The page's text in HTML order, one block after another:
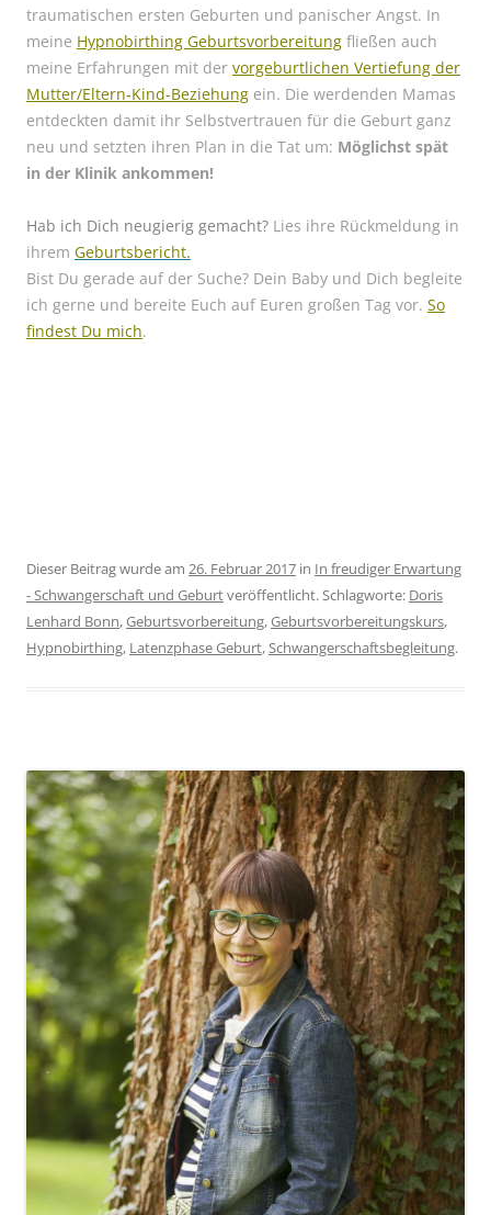
traumatischen ersten Geburten und panischer Angst. In
meine Hypnobirthing Geburtsvorbereitung fließen auch
meine Erfahrungen mit der vorgeburtlichen Vertiefung der
Mutter/Eltern-Kind-Beziehung ein. Die werdenden Mamas
entdeckten damit ihr Selbstvertrauen für die Geburt ganz
neu und setzten ihren Plan in die Tat um: Möglichst spät
in der Klinik ankommen!
Hab ich Dich neugierig gemacht? Lies ihre Rückmeldung in
ihrem Geburtsbericht.
Bist Du gerade auf der Suche? Dein Baby und Dich begleite
ich gerne und bereite Euch auf Euren großen Tag vor. So
findest Du mich.
Dieser Beitrag wurde am 26. Februar 2017 in In freudiger Erwartung
- Schwangerschaft und Geburtveröffentlicht. Schlagworte: Doris
Lenhard Bonn,Geburtsvorbereitung,Geburtsvorbereitungskurs,
Hypnobirthing, Latenzphase Geburt,Schwangerschaftsbegleitung.